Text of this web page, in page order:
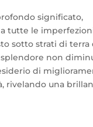
significato,
tutte le
sotto strati di terra
non
di
rivelando una